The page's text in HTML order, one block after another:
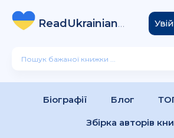
ReadUkrainian
Books
Біографії Блог
Збірка авторів